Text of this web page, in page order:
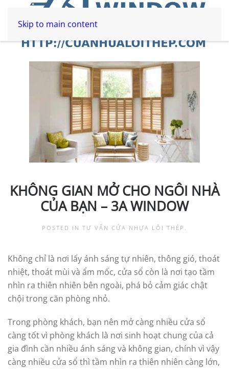
Skip to main content
KHÔNG GIAN MỞ CHO NGÔI NHÀ
CỦA BẠN – 3A WINDOW
POSTED IN TƯ VẤN CỬA NHỰA LÕI THÉP .
Không chỉ là nơi lấy ánh sáng tự nhiên, thông gió, thoát
nhiệt, thoát mùi và ẩm mốc, cửa sổ còn là nơi tạo tầm
nhìn ra thiên nhiên bên ngoài, phá bỏ cảm giác chật
chội trong căn phòng nhỏ.
Trong phòng khách, bạn nên mở càng nhiều cửa sổ
càng tốt vì phòng khách là nơi sinh hoạt chung của cả
gia đình cần nhiều ánh sáng và không gian, chính vì vậy
càng nhiều cửa sổ thì tầm nhìn ra thiên nhiên càng lớn,